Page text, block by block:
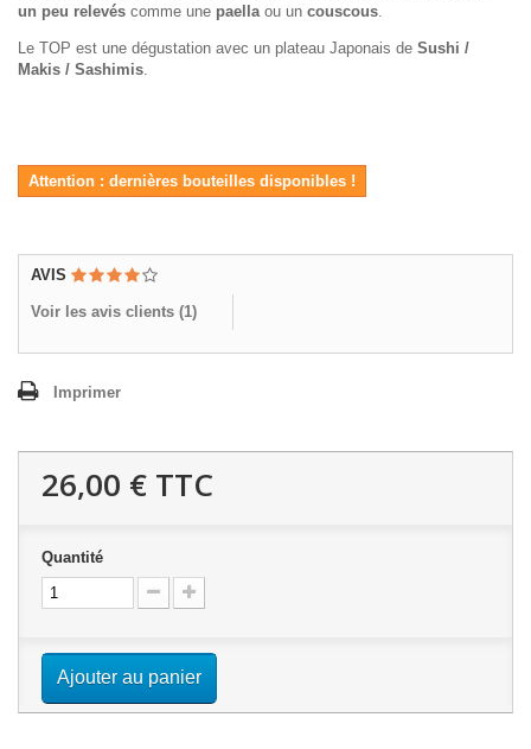
un peu relevés comme une paella ou un couscous
Le TOP est une dégustation avec un plateau Japonais de Sushi /
Makis / Sashimis
Attention : dernières bouteilles disponibles !
AVIS
Voir les avis clients (1)
Imprimer
26,00 € TTC
Quantité
Ajouter au panier